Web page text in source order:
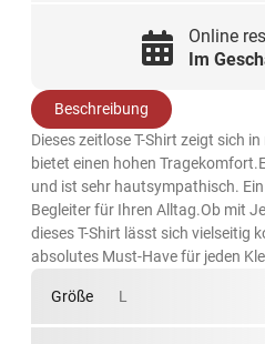
Online
Im
Beschreibung
Dieses zeitlose T-Shirt zeigt sich
bietet einen hohen
und ist sehr hautsympathisch.
Begleiter für Ihren Alltag.Ob mit
dieses T-Shirt lässt sich vielseitig
absolutes Must-Have für jeden
Größe L